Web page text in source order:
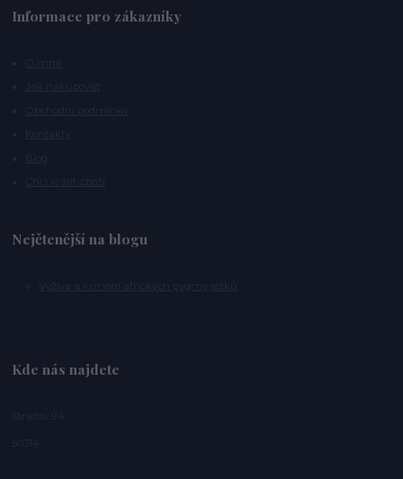
Informace pro zákazníky
Nejčtenější na blogu
Kde nás najdete